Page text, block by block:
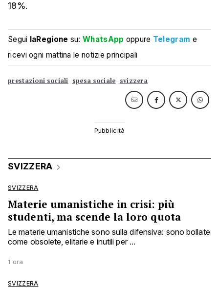
18%.
Segui laRegione su:WhatsApp oppure Telegram e
ricevi ogni mattina le notizie principali
prestazioni sociali spesa sociale svizzera
SVIZZERA
SVIZZERA
Materie umanistiche in crisi: più
studenti, ma scende la loro quota
Le materie umanistiche sono sulla difensiva: sono bollate
come obsolete, elitarie e inutili per ...
1 ora
SVIZZERA